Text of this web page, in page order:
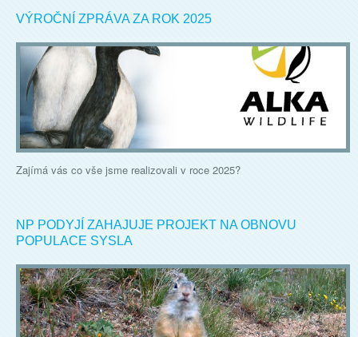
VÝROČNÍ ZPRÁVA ZA ROK 2025
Zajímá vás co vše jsme realizovali v roce 2025?
NP PODYJÍ ZAHAJUJE PROJEKT NA OBNOVU
POPULACE SYSLA